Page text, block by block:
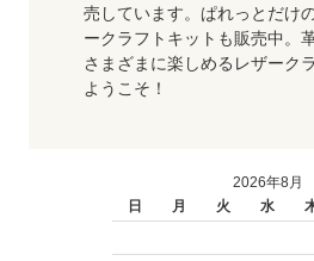
売しています。ぱれっとだけ
ークラフトキットも販売中。
さまざまに楽しめるレザーク
ようこそ！
2026年8月
日
月 火 水